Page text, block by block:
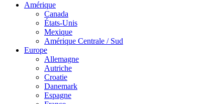
Amérique
Canada
États-Unis
Mexique
Amérique Centrale / Sud
Europe
Allemagne
Autriche
Croatie
Danemark
Espagne